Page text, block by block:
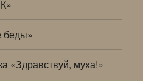
беды»
«Здравствуй, муха!»